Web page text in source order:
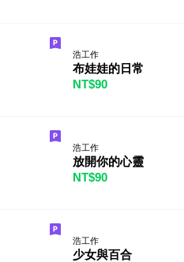
浩工作
布娃娃的日常
NT$90
浩工作
放開你的心靈
NT$90
浩工作
少女與百合